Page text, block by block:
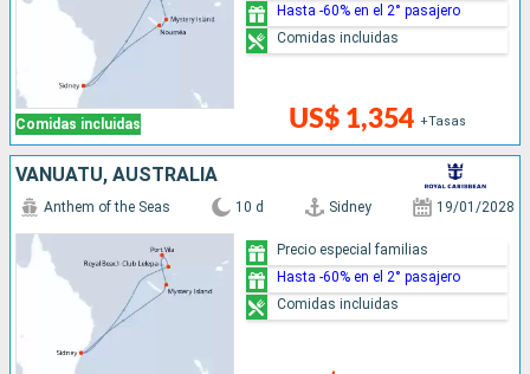
Comidas incluidas US$ 1,354 +Tasas
Hasta -60% en el 2° pasajero
Comidas incluidas
VANUATU, AUSTRALIA
Anthem of the Seas 10 d Sidney 19/01/2028
Precio especial familias
Hasta -60% en el 2° pasajero
Comidas incluidas